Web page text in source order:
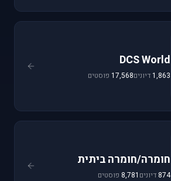
DCS World
1,863דיונים17,568 פוסטים
חומרה/חומרה ביתית
874דיונים 8,781 פוסטים